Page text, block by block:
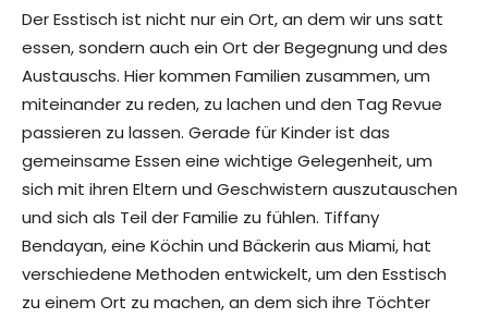
Der Esstisch ist nicht nur ein Ort, an dem wir uns satt
essen, sondern auch ein Ort der Begegnung und des
Austauschs. Hier kommen Familien zusammen, um
miteinander zu reden, zu lachen und den Tag Revue
passieren zu lassen. Gerade für Kinder ist das
gemeinsame Essen eine wichtige Gelegenheit, um
sich mit ihren Eltern und Geschwistern auszutauschen
und sich als Teil der Familie zu fühlen. Tiffany
Bendayan, eine Köchin und Bäckerin aus Miami, hat
verschiedene Methoden entwickelt, um den Esstisch
zu einem Ort zu machen, an dem sich ihre Töchter